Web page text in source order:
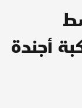
أجندة